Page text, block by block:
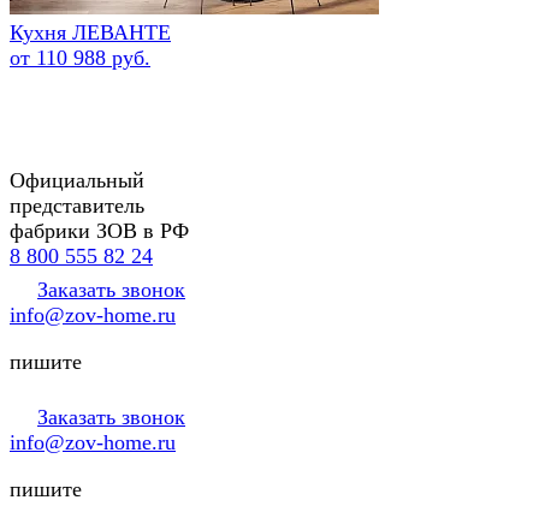
Кухня ЛЕВАНТЕ
от 110 988 руб.
Официальный
представитель
фабрики ЗОВ в РФ
8 800 555 82 24
Заказать звонок
info@zov-home.ru
пишите
Заказать звонок
info@zov-home.ru
пишите